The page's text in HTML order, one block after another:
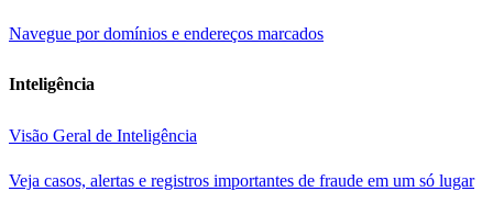
Navegue por domínios e endereços marcados
Inteligência
Visão Geral de Inteligência
Veja casos, alertas e registros importantes de fraude em um só lugar